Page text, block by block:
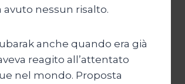
avuto nessun risalto.
anche quando era già
reagito all’attentato
nel mondo. Proposta